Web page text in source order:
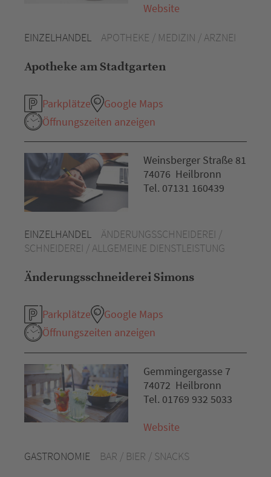
EINZELHANDEL APOTHEKE / MEDIZIN / ARZNEI
Apotheke am Stadtgarten
Parkplätze
Google Maps
Öffnungszeiten anzeigen
Website
EINZELHANDEL
ÄNDERUNGSSCHNEIDEREI /
SCHNEIDEREI / ALLGEMEINE DIENSTLEISTUNG
Änderungsschneiderei Simons
Parkplätze
Google Maps
Öffnungszeiten anzeigen
Weinsberger Straße 81
74076 Heilbronn
Tel. 07131 160439
GASTRONOMIE BAR / BIER / SNACKS
Gemmingergasse 7
74072 Heilbronn
Tel. 01769 932 5033
Website